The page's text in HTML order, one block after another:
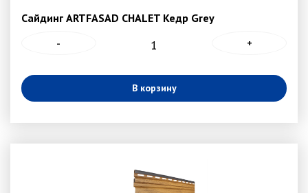
Сайдинг ARTFASAD CHALET Кедр Grey
- +
В корзину